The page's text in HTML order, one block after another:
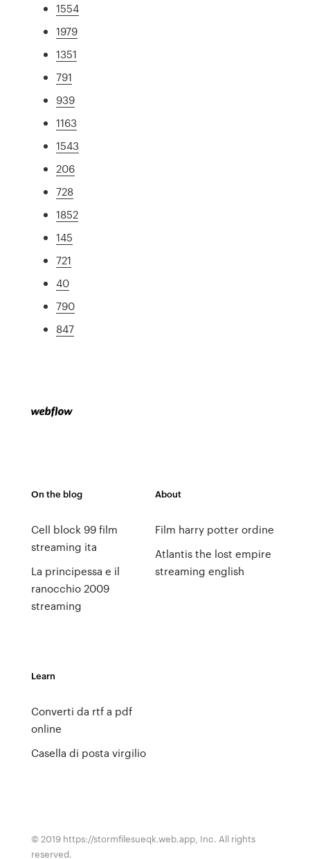
1554
1979
1351
791
939
1163
1543
206
728
1852
145
721
40
790
847
On the blog
Cell block 99 film
streaming ita
La principessa e il
ranocchio 2009
streaming
About
Film harry potter ordine
Atlantis the lost empire
streaming english
Learn
Converti da rtf a pdf
online
Casella di posta virgilio
© 2019 https://stormfilesueqk.web.app, Inc. All rights
reserved.